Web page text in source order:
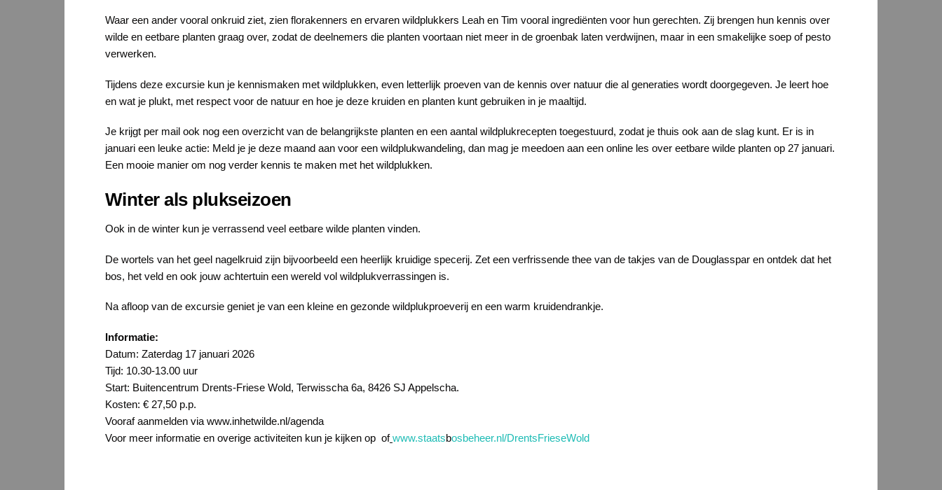
Waar een ander vooral onkruid ziet, zien florakenners en ervaren wildplukkers Leah en Tim vooral ingrediënten voor hun gerechten. Zij brengen hun kennis over
wilde en eetbare planten graag over, zodat de deelnemers die planten voortaan niet meer in de groenbak laten verdwijnen, maar in een smakelijke soep of pesto
verwerken.
Tijdens deze excursie kun je kennismaken met wildplukken, even letterlijk proeven van de kennis over natuur die al generaties wordt doorgegeven. Je leert hoe
en wat je plukt, met respect voor de natuur en hoe je deze kruiden en planten kunt gebruiken in je maaltijd.
Je krijgt per mail ook nog een overzicht van de belangrijkste planten en een aantal wildplukrecepten toegestuurd, zodat je thuis ook aan de slag kunt. Er is in
januari een leuke actie: Meld je je deze maand aan voor een wildplukwandeling, dan mag je meedoen aan een online les over eetbare wilde planten op 27 januari.
Een mooie manier om nog verder kennis te maken met het wildplukken.
Winter als plukseizoen
Ook in de winter kun je verrassend veel eetbare wilde planten vinden.
De wortels van het geel nagelkruid zijn bijvoorbeeld een heerlijk kruidige specerij. Zet een verfrissende thee van de takjes van de Douglasspar en ontdek dat het
bos, het veld en ook jouw achtertuin een wereld vol wildplukverrassingen is.
Na afloop van de excursie geniet je van een kleine en gezonde wildplukproeverij en een warm kruidendrankje.
Informatie:
Datum: Zaterdag 17 januari 2026
Tijd: 10.30-13.00 uur
Start: Buitencentrum Drents-Friese Wold, Terwisscha 6a, 8426 SJ Appelscha.
Kosten: € 27,50 p.p.
Vooraf aanmelden via www.inhetwilde.nl/agenda
Voor meer informatie en overige activiteiten kun je kijken op of www.staatsbosbeheer.nl/DrentsFrieseWold